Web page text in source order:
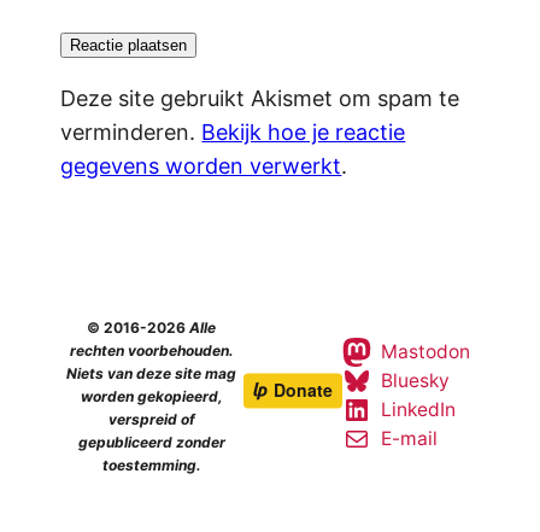
Deze site gebruikt Akismet om spam te
verminderen. Bekijk hoe je reactie
gegevens worden verwerkt.
© 2016-2026Alle
rechten voorbehouden.
Niets van deze site mag
worden gekopieerd,
verspreid of
gepubliceerd zonder
toestemming.
Mastodon
Bluesky
LinkedIn
E-mail